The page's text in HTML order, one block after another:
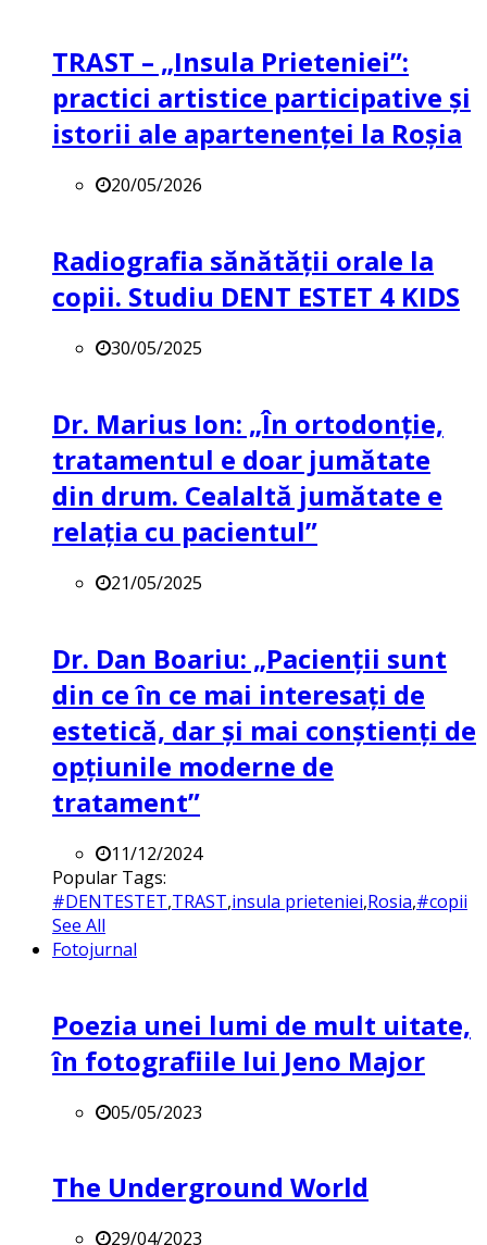
TRAST – „Insula Prieteniei”:
practici artistice participative și
istorii ale apartenenței la Roșia
20/05/2026
Radiografia sănătății orale la
copii. Studiu DENT ESTET 4 KIDS
30/05/2025
Dr. Marius Ion: „În ortodonție,
tratamentul e doar jumătate
din drum. Cealaltă jumătate e
relația cu pacientul”
21/05/2025
Dr. Dan Boariu: „Pacienții sunt
din ce în ce mai interesați de
estetică, dar și mai conștienți de
opțiunile moderne de
tratament”
11/12/2024
Popular Tags:
#DENTESTET,TRAST,insula prieteniei,Rosia,#copii
See All
Fotojurnal
Poezia unei lumi de mult uitate,
în fotografiile lui Jeno Major
05/05/2023
The Underground World
29/04/2023